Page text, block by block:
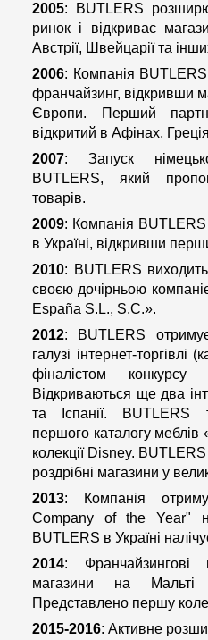
2005: BUTLERS
ринок і відкриває
Австрії, Швейцарії та
2006: Компанія
франчайзинг, відкривши
Європи. Перший
відкритий в Афінах,
2007: Запуск
BUTLERS, який
товарів.
2009: Компанія BUTLERS
в Україні, відкривши
2010: BUTLERS
своєю дочірньою
España S.L., S.C.».
2012: BUTLERS
галузі інтернет-торгівлі
фіналістом конкурсу
Відкриваються ще два
та Іспанії. BUTLERS
першого каталогу
колекції Disney. BUTLERS
роздрібні магазини у
2013: Компанія
Company of the Year"
BUTLERS в Україні
2014: Франчайзингові
магазини на
Представлено першу
2015-2016: Активне